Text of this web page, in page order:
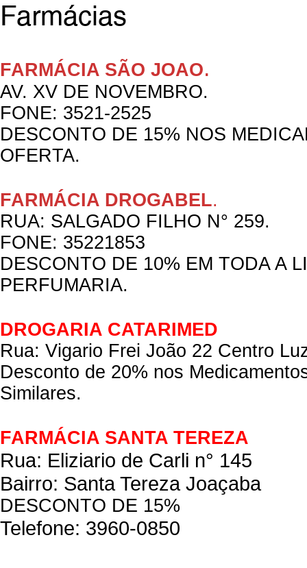
Farmácias
FARMÁCIA SÃO JOAO.
AV. XV DE NOVEMBRO.
FONE: 3521-2525
DESCONTO DE 15% NOS
OFERTA.
FARMÁCIA DROGABEL.
RUA: SALGADO FILHO N° 259.
FONE: 35221853
DESCONTO DE 10% EM TODA A
PERFUMARIA.
DROGARIA CATARIMED
Rua: Vigario Frei João 22 Centro
Desconto de 20% nos
Similares.
FARMÁCIA SANTA TEREZA
Rua: Eliziario de Carli n° 145
Bairro: Santa Tereza Joaçaba
DESCONTO DE 15%
Telefone: 3960-0850